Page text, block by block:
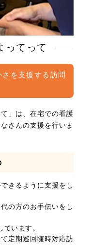
ってって
を支援する訪問
」は、在宅での看護
さんの支援を行いま
きるように支援をし
の方のお手伝いをし
います。
定期巡回随時対応訪